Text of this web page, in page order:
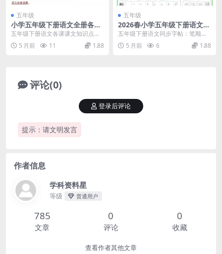
五年级
小学五年级下册语文全册各课
课文知识点汇总及同步课文重
难点复习笔记电子版
五年级下册语文各课课文知识点汇
总：期末复习精华指南 各位家长和
同学，学科星今日为...
5 月前 11 1.88
五年级
2026春小学五年级下册语文同
步写字表笔顺组词字帖及生字
专项强化训练电子版
五年级下册语文同步字帖：笔顺组
词专项突破 各位家长和同学，学科
星今日为您整理了这...
5 月前 6 1.88
评论(0)
提示：请文明发言
登录后评论
作者信息
学科资料星
等级 普通用户
785
文章
0
评论
0
收藏
查看作者其他文章